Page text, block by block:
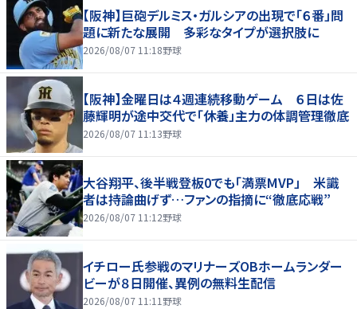
【阪神】巨砲デルミス・ガルシアの出現で「６番」問
題に新たな展開 多彩なタイプが選択肢に
2026/08/07 11:18野球
【阪神】金曜日は４週連続移動ゲーム ６日は佐
藤輝明が途中交代で「休養」主力の体調管理徹底
2026/08/07 11:13野球
大谷翔平、後半戦登板0でも「満票MVP」 米識
者は持論曲げず…ファンの指摘に“徹底応戦”
2026/08/07 11:12野球
イチロー氏参戦のマリナーズOBホームランダー
ビーが８日開催、異例の無料生配信
2026/08/07 11:11野球